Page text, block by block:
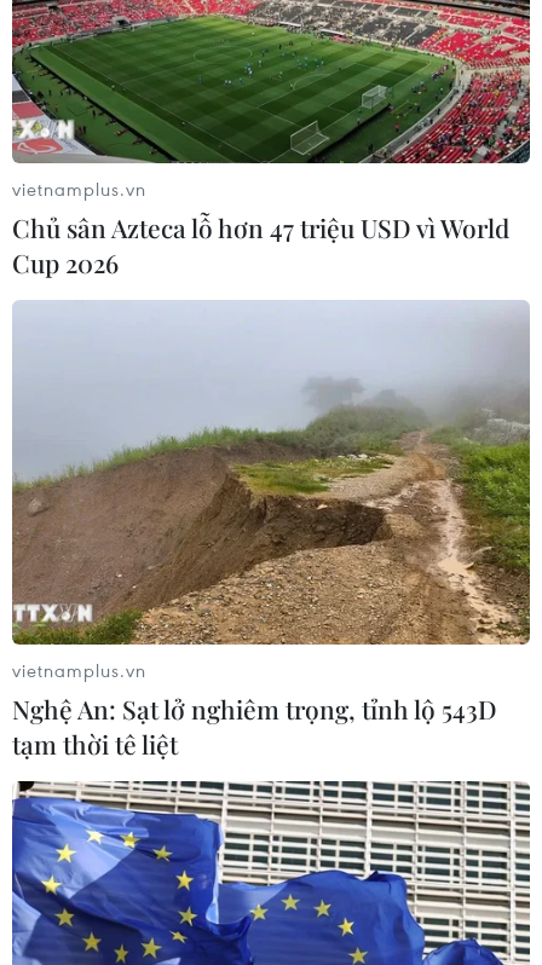
nhiều nơi có cây gãy đổ.
Bão số 1 đã suy yếu thành áp thấp nhiệt
đới, Hà Nội sắp mưa rất to
14/06/2020 07:33
Do ảnh hưởng của rãnh áp thấp qua Bắc Bộ nối với cơn
bão số 1, từ ngày 14/6 đến ngày 15/6 ở Bắc Bộ và
Thanh Hóa có mưa vừa, mưa to, riêng vùng núi và trung
du có mưa to đến rất to.
vietnamplus.vn
Chủ sân Azteca lỗ hơn 47 triệu USD vì World
Cup 2026
vietnamplus.vn
Nghệ An: Sạt lở nghiêm trọng, tỉnh lộ 543D
tạm thời tê liệt